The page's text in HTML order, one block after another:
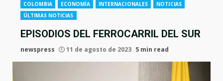
COLOMBIA ECONOMÍA INTERNACIONALES
NOTICIAS
ÚLTIMAS NOTICIAS
EPISODIOS DEL FERROCARRIL DEL SUR
newspress 11 de agosto de 2023 5 min read